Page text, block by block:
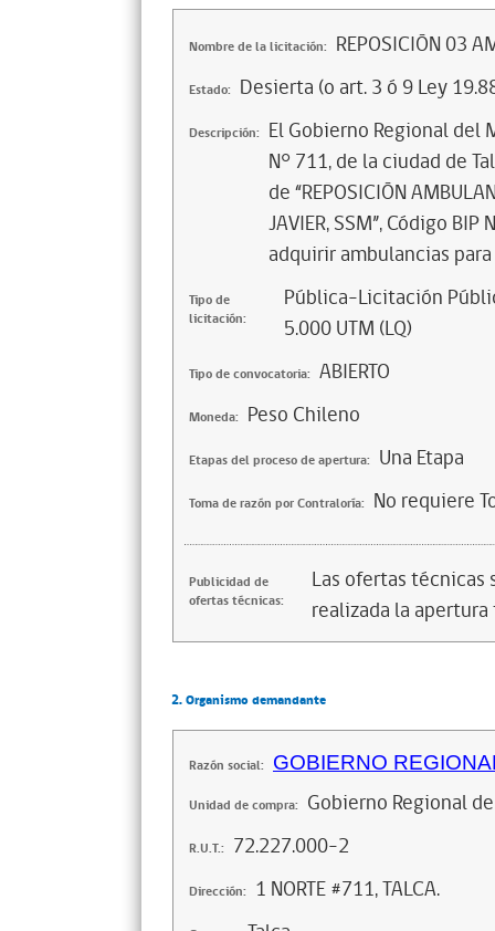
Nombre de la licitación: REPOSICIÓN 03
Estado: Desierta (o art. 3 ó 9 Ley
Descripción: El Gobierno Regional del
N° 711, de la ciudad de
de “REPOSICIÓN
JAVIER, SSM”, Código
adquirir ambulancias
Tipo de
licitación:
Pública-Licitación
5.000 UTM (LQ)
Tipo de convocatoria: ABIERTO
Moneda: Peso Chileno
Etapas del proceso de apertura: Una Etapa
Toma de razón por Contraloría: No requiere
Publicidad de
ofertas técnicas:
Las ofertas
realizada la
2. Organismo demandante
Razón social: GOBIERNO
Unidad de compra: Gobierno Regional
R.U.T.: 72.227.000-2
Dirección: 1 NORTE #711, TALCA.